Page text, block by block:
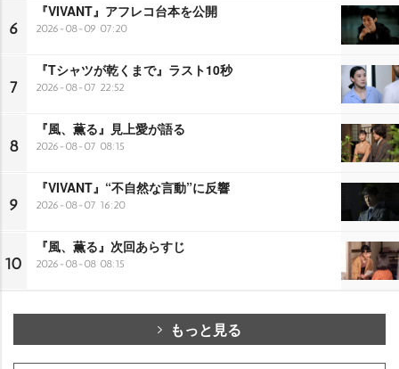
6
『VIVANT』アフレコ台本を公開
2026-08-09 07:20
7
『Tシャツが乾くまで』ラスト10秒
2026-08-07 22:52
8
『風、薫る』見上愛が語る
2026-08-07 08:15
9
『VIVANT』“不自然な言動”に反響
2026-08-07 16:20
10
『風、薫る』次回あらすじ
2026-08-08 08:15
もっと見る